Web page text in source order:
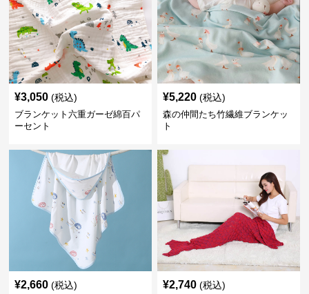
¥3,050 (税込)
ブランケット六重ガーゼ綿百パ
ーセント
¥5,220 (税込)
森の仲間たち竹繊維ブランケッ
ト
¥2,660 (税込) ¥2,740 (税込)